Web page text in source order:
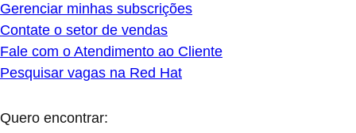
Gerenciar minhas subscrições
Contate o setor de vendas
Fale com o Atendimento ao Cliente
Pesquisar vagas na Red Hat
Quero encontrar: